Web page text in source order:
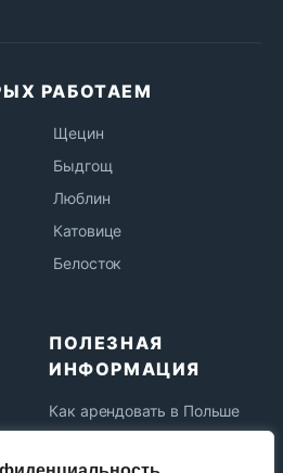
РАБОТАЕМ
Щецин
Быдгощ
Люблин
Катовице
Белосток
ПОЛЕЗНАЯ
ИНФОРМАЦИЯ
Как арендовать в Польше